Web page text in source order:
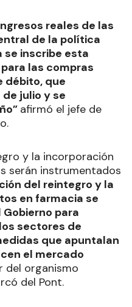
reales de las
de la política
se inscribe esta
las compras
débito, que
julio y se
afirmó el jefe de
y la incorporación
serán instrumentados
del reintegro y la
en farmacia se
para
sectores de
que apuntalan
el mercado
del organismo
del Pont.